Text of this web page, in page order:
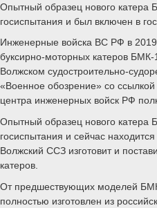
Опытный образец нового
госиспытания и был включен в
Инженерные войска ВС РФ в
буксирно-моторных катеров БМК-
Волжском судостроительно-
«Военное обозрение» со
центра инженерных войск РФ
Опытный образец нового
госиспытания и сейчас
Волжский ССЗ изготовит и
катеров.
От предшествующих моделей
полностью изготовлен из